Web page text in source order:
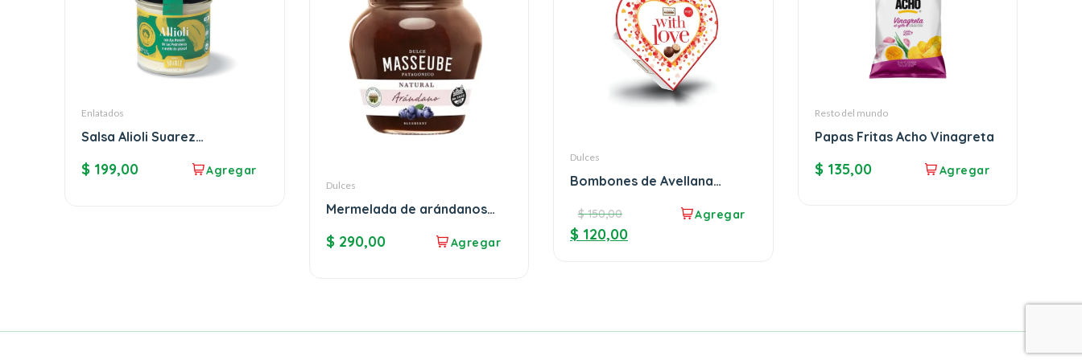
Enlatados
Salsa Alioli Suarez
$ 199,00
Dulces
Mermelada de arándanos
$290,00
Dulces
Bombones de Avellana
$150,00
$ 120,00
Resto del mundo
Papas Fritas Acho Vinagreta
$135,00